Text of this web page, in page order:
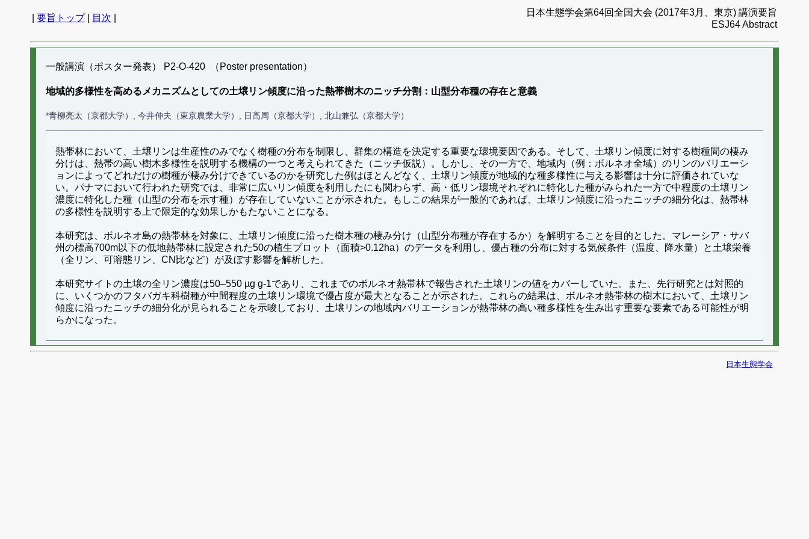
要旨トップ| 目次
日本生態学会第64回全国大会 (2017年3月、東京) 講演要旨
ESJ64 Abstract
一般講演（ポスター発表） P2-O-420 （Poster presentation）
地域的多様性を高めるメカニズムとしての土壌リン傾度に沿った熱帯樹木のニッチ分割：山型分布種の存在と意義
*青柳亮太（京都大学）, 今井伸夫（東京農業大学）, 日高周（京都大学）, 北山兼弘（京都大学）
熱帯林において、土壌リンは生産性のみでなく樹種の分布を制限し、群集の構造を決定する重要な環境要因である。そして、土壌リン傾度に対する樹種間の棲み
分けは、熱帯の高い樹木多様性を説明する機構の一つと考えられてきた（ニッチ仮説）。しかし、その一方で、地域内（例：ボルネオ全域）のリンのバリエーシ
ョンによってどれだけの樹種が棲み分けできているのかを研究した例はほとんどなく、土壌リン傾度が地域的な種多様性に与える影響は十分に評価されていな
い。パナマにおいて行われた研究では、非常に広いリン傾度を利用したにも関わらず、高・低リン環境それぞれに特化した種がみられた一方で中程度の土壌リン
濃度に特化した種（山型の分布を示す種）が存在していないことが示された。もしこの結果が一般的であれば、土壌リン傾度に沿ったニッチの細分化は、熱帯林
の多様性を説明する上で限定的な効果しかもたないことになる。
本研究は、ボルネオ島の熱帯林を対象に、土壌リン傾度に沿った樹木種の棲み分け（山型分布種が存在するか）を解明することを目的とした。マレーシア・サバ
州の標高700m以下の低地熱帯林に設定された50の植生プロット（面積>0.12ha）のデータを利用し、優占種の分布に対する気候条件（温度、降水量）と土壌栄養
（全リン、可溶態リン、CN比など）が及ぼす影響を解析した。
本研究サイトの土壌の全リン濃度は50–550 µg g-1であり、これまでのボルネオ熱帯林で報告された土壌リンの値をカバーしていた。また、先行研究とは対照的
に、いくつかのフタバガキ科樹種が中間程度の土壌リン環境で優占度が最大となることが示された。これらの結果は、ボルネオ熱帯林の樹木において、土壌リン
傾度に沿ったニッチの細分化が見られることを示唆しており、土壌リンの地域内バリエーションが熱帯林の高い種多様性を生み出す重要な要素である可能性が明
らかになった。
日本生態学会